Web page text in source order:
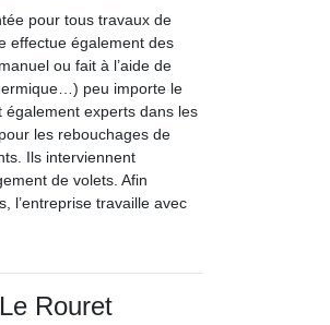
pour tous travaux de
effectue également des
ou fait à l’aide de
peu importe le
experts dans les
les rebouchages de
Ils interviennent
de volets. Afin
l’entreprise travaille avec
Rouret